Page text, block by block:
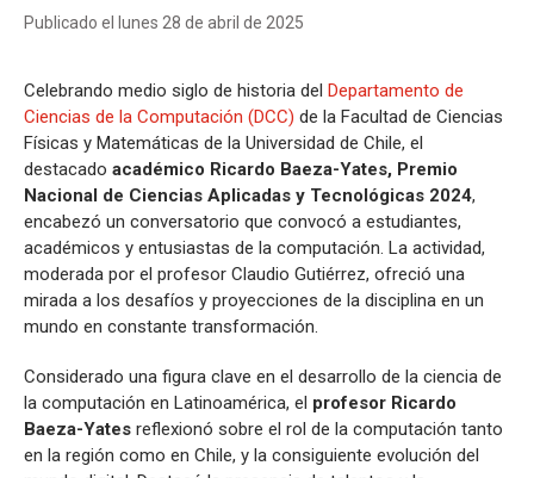
Publicado el lunes 28 de abril de 2025
Celebrando medio siglo de historia del Departamento de
Ciencias de la Computación (DCC) de la Facultad de Ciencias
Físicas y Matemáticas de la Universidad de Chile, el
destacado académico Ricardo Baeza-Yates, Premio
Nacional de Ciencias Aplicadas y Tecnológicas 2024,
encabezó un conversatorio que convocó a estudiantes,
académicos y entusiastas de la computación. La actividad,
moderada por el profesor Claudio Gutiérrez, ofreció una
mirada a los desafíos y proyecciones de la disciplina en un
mundo en constante transformación.
Considerado una figura clave en el desarrollo de la ciencia de
la computación en Latinoamérica, el profesor Ricardo
Baeza-Yates reflexionó sobre el rol de la computación tanto
en la región como en Chile, y la consiguiente evolución del